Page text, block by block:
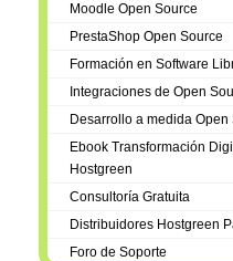
Moodle Open Source
PrestaShop Open Source
Formación en Software
Integraciones de Open
Desarrollo a medida Open
Ebook Transformación
Hostgreen
Consultoría Gratuita
Distribuidores Hostgreen
Foro de Soporte